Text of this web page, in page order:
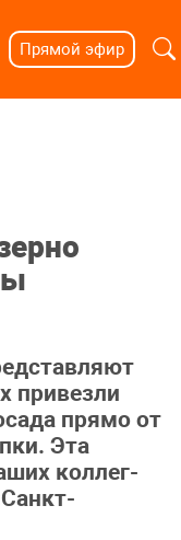
Прямой эфир
привезли
прямо от
Эта
коллег-